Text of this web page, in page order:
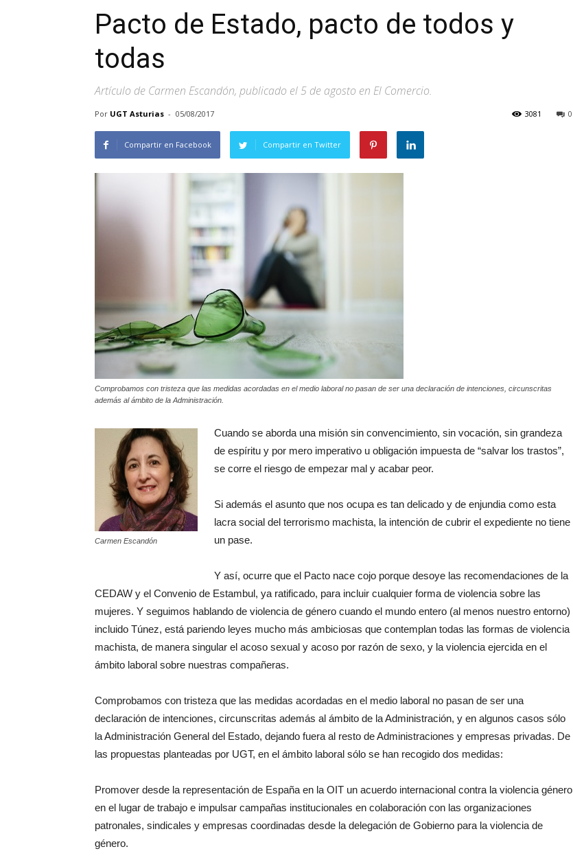
Pacto de Estado, pacto de todos y
todas
Artículo de Carmen Escandón, publicado el 5 de agosto en El Comercio.
Por UGT Asturias - 05/08/2017 0
3081
Compartir en Facebook Compartir en Twitter
Comprobamos con tristeza que las medidas acordadas en el medio laboral no pasan de ser una declaración de intenciones, circunscritas
además al ámbito de la Administración.
Carmen Escandón
Cuando se aborda una misión sin convencimiento, sin vocación, sin grandeza
de espíritu y por mero imperativo u obligación impuesta de “salvar los trastos”,
se corre el riesgo de empezar mal y acabar peor.
Si además el asunto que nos ocupa es tan delicado y de enjundia como esta
lacra social del terrorismo machista, la intención de cubrir el expediente no tiene
un pase.
Y así, ocurre que el Pacto nace cojo porque desoye las recomendaciones de la
CEDAW y el Convenio de Estambul, ya ratificado, para incluir cualquier forma de violencia sobre las
mujeres. Y seguimos hablando de violencia de género cuando el mundo entero (al menos nuestro entorno)
incluido Túnez, está pariendo leyes mucho más ambiciosas que contemplan todas las formas de violencia
machista, de manera singular el acoso sexual y acoso por razón de sexo, y la violencia ejercida en el
ámbito laboral sobre nuestras compañeras.
Comprobamos con tristeza que las medidas acordadas en el medio laboral no pasan de ser una
declaración de intenciones, circunscritas además al ámbito de la Administración, y en algunos casos sólo
la Administración General del Estado, dejando fuera al resto de Administraciones y empresas privadas. De
las propuestas planteadas por UGT, en el ámbito laboral sólo se han recogido dos medidas:
Promover desde la representación de España en la OIT un acuerdo internacional contra la violencia género
en el lugar de trabajo e impulsar campañas institucionales en colaboración con las organizaciones
patronales, sindicales y empresas coordinadas desde la delegación de Gobierno para la violencia de
género.